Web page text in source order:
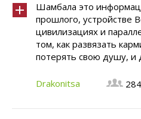
Шамбала это
прошлого, устройстве
цивилизациях и
том, как развязать
потерять свою душу, и
Drakonitsa